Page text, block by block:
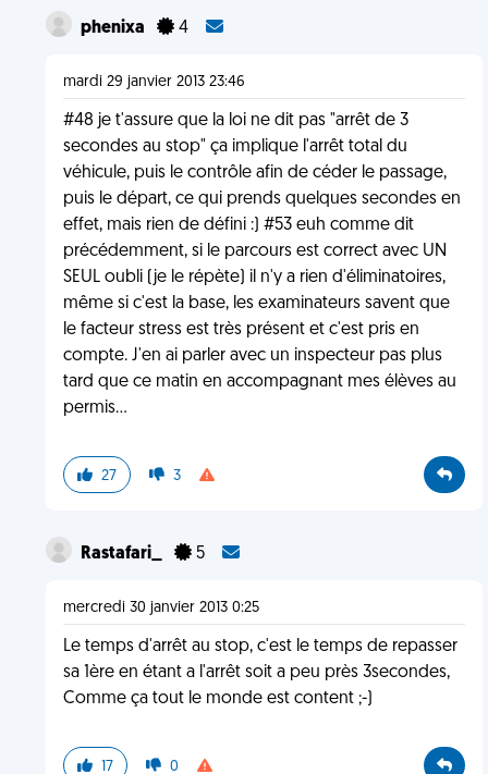
phenixa 4
mardi 29 janvier 2013 23:46
#48 je t'assure que la loi ne dit pas "arrêt de 3
secondes au stop" ça implique l'arrêt total du
véhicule, puis le contrôle afin de céder le passage,
puis le départ, ce qui prends quelques secondes en
effet, mais rien de défini :) #53 euh comme dit
précédemment, si le parcours est correct avec UN
SEUL oubli (je le répète) il n'y a rien d'éliminatoires,
même si c'est la base, les examinateurs savent que
le facteur stress est très présent et c'est pris en
compte. J'en ai parler avec un inspecteur pas plus
tard que ce matin en accompagnant mes élèves au
permis...
27 3
Rastafari_ 5
mercredi 30 janvier 2013 0:25
Le temps d'arrêt au stop, c'est le temps de repasser
sa 1ère en étant a l'arrêt soit a peu près 3secondes,
Comme ça tout le monde est content ;-)
17 0